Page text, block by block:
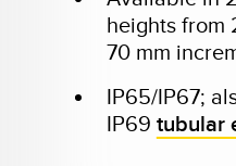
heights from
70 mm
IP65/IP67;
IP69 tubular